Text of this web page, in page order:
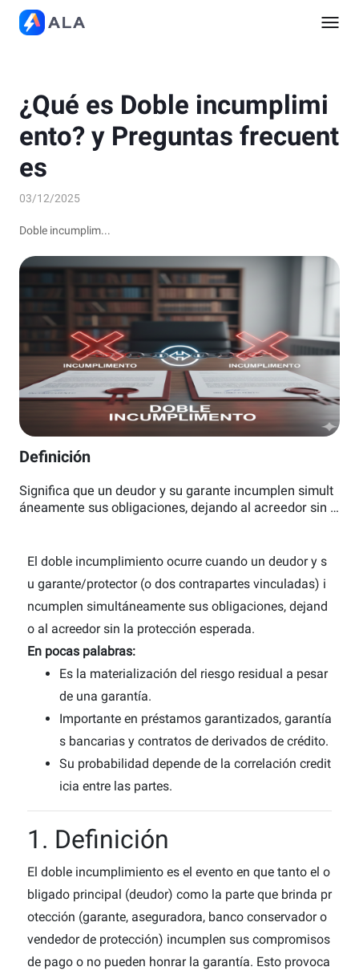
¿Qué es Doble incumplimi
ento? y Preguntas frecuent
es
03/12/2025
Doble incumplim...
Definición
Significa que un deudor y su garante incumplen simult
áneamente sus obligaciones, dejando al acreedor sin l
El doble incumplimiento ocurre cuando un deudor y s
u garante/protector (o dos contrapartes vinculadas) i
ncumplen simultáneamente sus obligaciones, dejand
o al acreedor sin la protección esperada.
En pocas palabras:
Es la materialización del riesgo residual a pesar
de una garantía.
Importante en préstamos garantizados, garantía
s bancarias y contratos de derivados de crédito.
Su probabilidad depende de la correlación credit
icia entre las partes.
1. Definición
El doble incumplimiento es el evento en que tanto el o
bligado principal (deudor) como la parte que brinda pr
otección (garante, aseguradora, banco conservador o
vendedor de protección) incumplen sus compromisos
de pago o no pueden honrar la garantía. Esto provoca